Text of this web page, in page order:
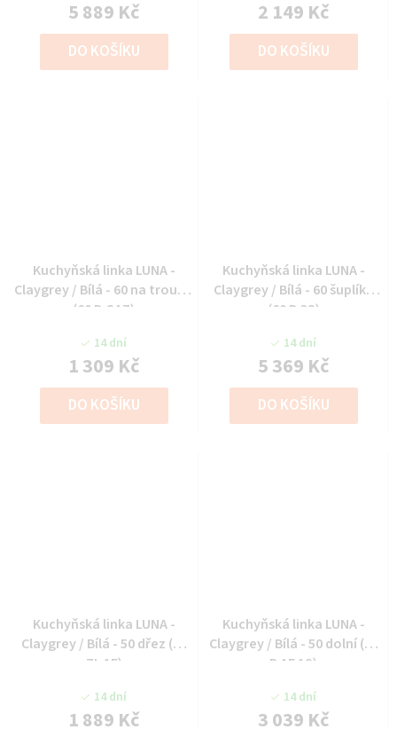
5 889 Kč
DO KOŠÍKU
2 149 Kč
DO KOŠÍKU
Kuchyňská linka LUNA -
Claygrey / Bílá - 60 na troubu
(60 D GAZ)
14 dní
1 309 Kč
DO KOŠÍKU
Kuchyňská linka LUNA -
Claygrey / Bílá - 60 šuplíky
(60 D 3S)
14 dní
5 369 Kč
DO KOŠÍKU
Kuchyňská linka LUNA -
Claygrey / Bílá - 50 dřez (50
ZL 1F)
14 dní
1 889 Kč
Kuchyňská linka LUNA -
Claygrey / Bílá - 50 dolní (50
D 1F 1S)
14 dní
3 039 Kč